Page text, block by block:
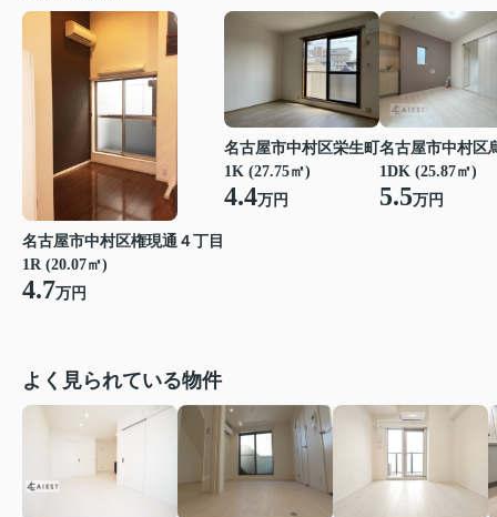
名古屋市中村区権現通４丁目
1R (20.07㎡)
4.7万円
名古屋市中村区栄生町
1K (27.75㎡)
4.4万円
名古屋市中村区
1DK (25.87㎡)
5.5万円
よく見られている物件